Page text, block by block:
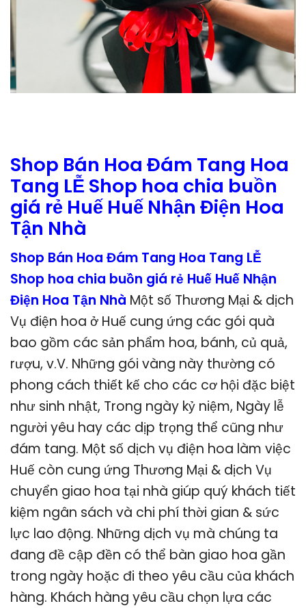
Shop Bán Hoa Đám Tang Hoa
Tang LỄ Shop hoa chia buồn
giá rẻ Huế Huế Nhận Điện Hoa
Tận Nhà
Shop Bán Hoa Đám Tang Hoa Tang LỄ
Shop hoa chia buồn giá rẻ Huế Huế Nhận
Điện Hoa Tận Nhà Một số Thương Mại & dịch
Vụ điện hoa ở Huế cung ứng các gói quà
bao gồm các sản phẩm hoa, bánh, củ quả,
rượu, v.V. Những gói vàng này thường có
phong cách thiết kế cho các cơ hội đặc biệt
như sinh nhật, Trong ngày kỷ niệm, Ngày lễ
người yêu hay các dịp trọng thể cũng như
đám tang. Một số dịch vụ điện hoa làm việc
Huế còn cung ứng Thương Mại & dịch Vụ
chuyển giao hoa tại nhà giúp quý khách tiết
kiệm ngân sách và chi phí thời gian & sức
lực lao động. Những dịch vụ mà chúng ta
đang đề cập đền có thể bàn giao hoa gần
trong ngày hoặc đi theo yêu cầu của khách
hàng. Khách hàng yêu cầu chọn lựa các